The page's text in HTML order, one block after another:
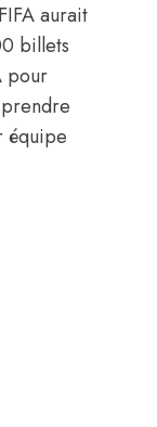
aurait
billets
pour
équipe